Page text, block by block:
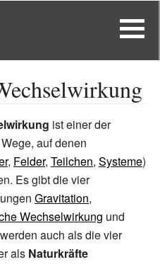
ist einer der
auf denen
, Felder, Teilchen, Systeme)
Es gibt die vier
Gravitation,
Wechselwirkung und
auch als die vier
als Naturkräfte